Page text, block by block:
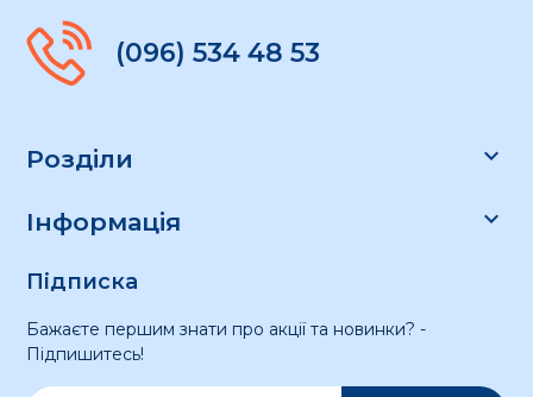
(096) 534 48 53
Розділи 
Інформація 
Підписка
Бажаєте першим знати про акції та новинки? -
Підпишитесь!